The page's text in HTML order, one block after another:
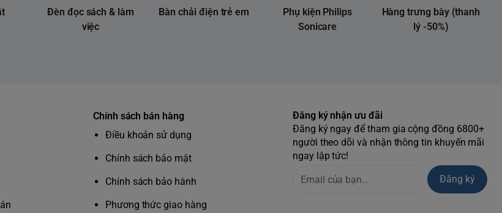
Đèn đọc sách & làm
việc
Bàn chải điện trẻ em
Phụ kiện Philips
Sonicare
Hàng trưng bày (thanh
lý -50%)
Chính sách bán hàng
Điều khoản sử dụng
Chính sách bảo mật
Chính sách bảo hành
Phương thức giao hàng
Đăng ký nhận ưu đãi
Đăng ký ngay để tham gia cộng đồng 6800+
người theo dõi và nhận thông tin khuyến mãi
ngay lập tức!
Đăng ký